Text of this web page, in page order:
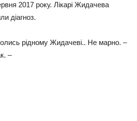
2017 року. Лікарі Жидачева
діагноз.
рідному Жидачеві.. Не марно. –
–